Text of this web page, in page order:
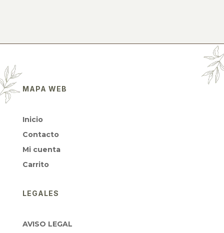
MAPA WEB
Inicio
Contacto
Mi cuenta
Carrito
LEGALES
AVISO LEGAL